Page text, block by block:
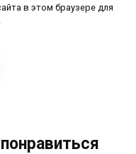
в этом браузере для